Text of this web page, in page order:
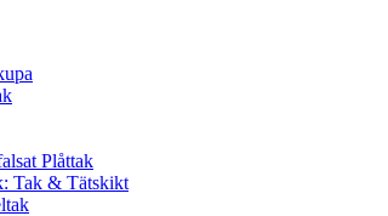
Plåttak
Tak & Tätskikt